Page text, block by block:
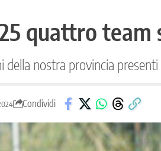
quattro
nostra provincia
Condividi